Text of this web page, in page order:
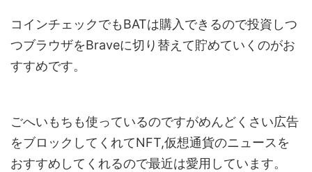
コインチェックでもBATは購入できるので投資しつ
つブラウザをBraveに切り替えて貯めていくのがお
すすめです。
ごへいもちも使っているのですがめんどくさい広告
をブロックしてくれてNFT,仮想通貨のニュースを
おすすめしてくれるので最近は愛用しています。